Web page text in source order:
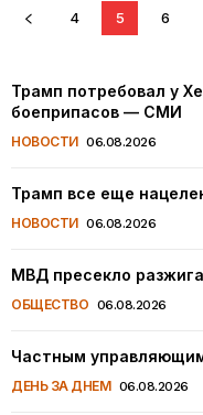
4 5 6
Трамп потребовал у
боеприпасов — СМИ
НОВОСТИ 06.08.2026
Трамп все еще
НОВОСТИ 06.08.2026
МВД пресекло
ОБЩЕСТВО 06.08.2026
Частным
ДЕНЬ ЗА ДНЕМ 06.08.2026